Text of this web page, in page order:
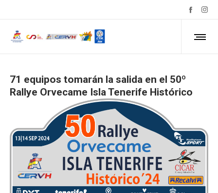
71 equipos tomarán la salida en el 50º
Rallye Orvecame Isla Tenerife Histórico